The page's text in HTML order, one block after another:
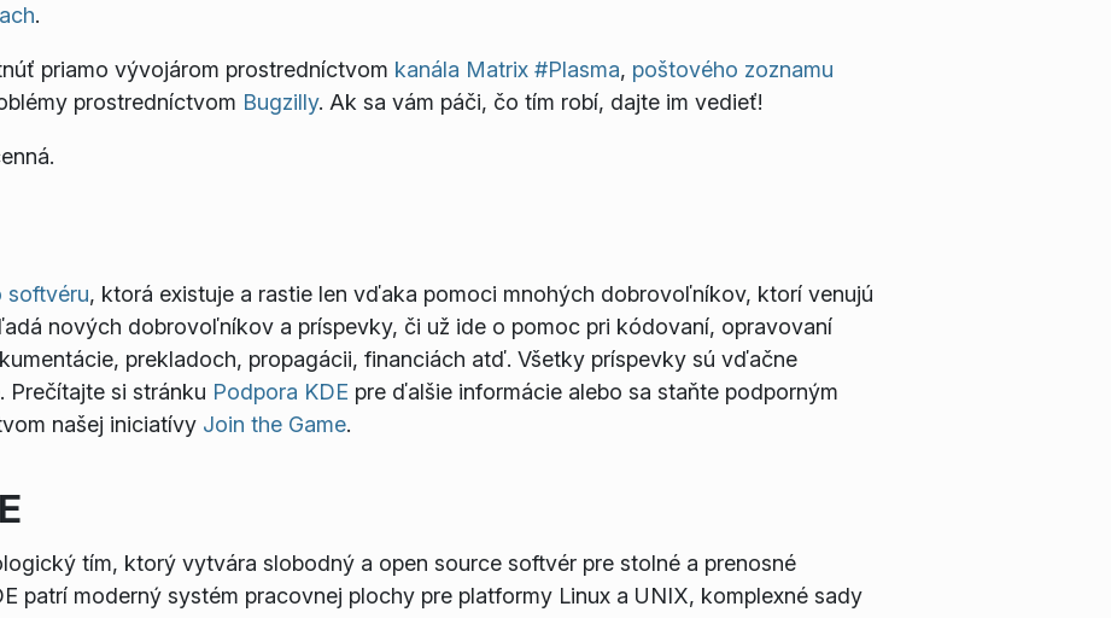
.
priamo vývojárom prostredníctvom kanála Matrix #Plasma, poštového zoznamu
prostredníctvom Bugzilly. Ak sa vám páči, čo tím robí, dajte im vedieť!
softvéru, ktorá existuje a rastie len vďaka pomoci mnohých dobrovoľníkov, ktorí venujú
nových dobrovoľníkov a príspevky, či už ide o pomoc pri kódovaní, opravovaní
prekladoch, propagácii, financiách atď. Všetky príspevky sú vďačne
Prečítajte si stránku Podpora KDE pre ďalšie informácie alebo sa staňte podporným
našej iniciatívy Join the Game.
tím, ktorý vytvára slobodný a open source softvér pre stolné a prenosné
patrí moderný systém pracovnej plochy pre platformy Linux a UNIX, komplexné sady